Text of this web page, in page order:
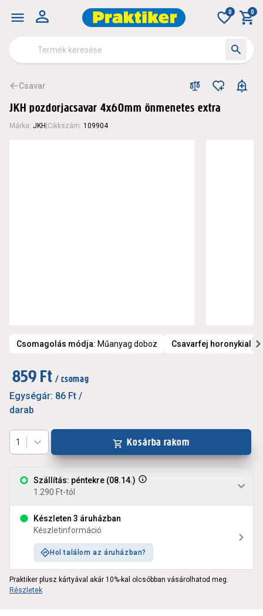
0 0
Csavar
JKH pozdorjacsavar 4x60mm önmenetes extra
Márka: JKH Cikkszám: 109904
Csomagolás módja: Műanyag doboz Csavarfej
859 Ft / csomag
Egységár: 86 Ft /
darab
Szállítás: péntekre (08.14.)
1.290 Ft-tól
Készleten 3 áruházban
Készletinformáció
Hol találom az áruházban?
1 Kosárba rakom
Praktiker plusz kártyával akár 10%-kal olcsóbban vásárolhatod meg.
Részletek